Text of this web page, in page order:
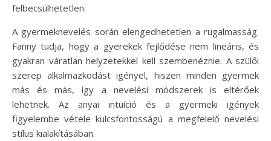
felbecsülhetetlen.
A gyermeknevelés során elengedhetetlen a rugalmasság.
Fanny tudja, hogy a gyerekek fejlődése nem lineáris, és
gyakran váratlan helyzetekkel kell szembenéznie. A szülői
szerep alkalmazkodást igényel, hiszen minden gyermek
más és más, így a nevelési módszerek is eltérőek
lehetnek. Az anyai intuíció és a gyermeki igények
figyelembe vétele kulcsfontosságú a megfelelő nevelési
stílus kialakításában.